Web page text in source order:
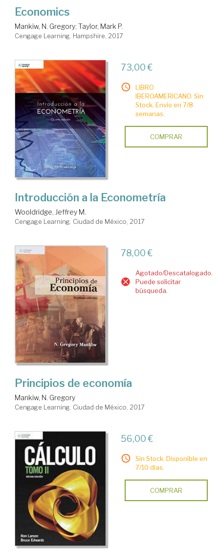
Economics
Mankiw, N. Gregory; Taylor, Mark P.
Cengage Learning. Hampshire, 2017
73,00 €
LIBRO
IBEROAMERICANO. Sin
Stock. Envío en 7/8
semanas.
COMPRAR
Introducción a la Econometría
Wooldridge, Jeffrey M.
Cengage Learning. Ciudad de México, 2017
78,00 €
Agotado/Descatalogado.
Puede solicitar
búsqueda.
Principios de economía
Mankiw, N. Gregory
Cengage Learning. Ciudad de México, 2017
56,00 €
Sin Stock. Disponible en
7/10 días.
COMPRAR